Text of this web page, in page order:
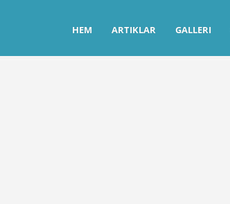
HEM ARTIKLAR GALLERI